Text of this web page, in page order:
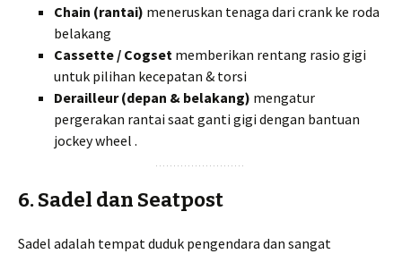
Chain (rantai) meneruskan tenaga dari crank ke roda
belakang
Cassette / Cogset memberikan rentang rasio gigi
untuk pilihan kecepatan & torsi
Derailleur (depan & belakang) mengatur
pergerakan rantai saat ganti gigi dengan bantuan
jockey wheel .
6. Sadel dan Seatpost
Sadel adalah tempat duduk pengendara dan sangat